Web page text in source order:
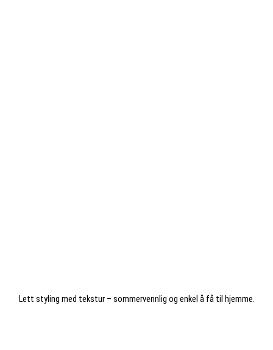
Lett styling med tekstur – sommervennlig og enkel å få til hjemme.